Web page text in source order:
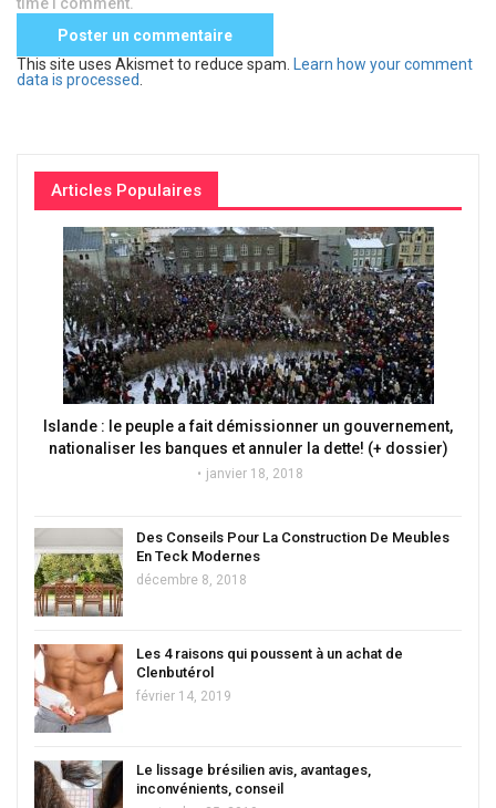
This site uses Akismet to reduce spam.
Learn how your comment
data is processed
Articles Populaires
Islande : le peuple a fait démissionner un gouvernement,
nationaliser les banques et annuler la dette! (+ dossier)
janvier 18, 2018
Des Conseils Pour La Construction De Meubles
En Teck Modernes
décembre 8, 2018
Les 4 raisons qui poussent à un achat de
Clenbutérol
février 14, 2019
Le lissage brésilien avis, avantages,
inconvénients, conseil